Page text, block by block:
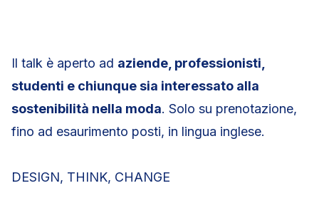
Il talk è aperto ad aziende, professionisti,
studenti e chiunque sia interessato alla
sostenibilità nella moda. Solo su prenotazione,
fino ad esaurimento posti, in lingua inglese.
DESIGN, THINK, CHANGE